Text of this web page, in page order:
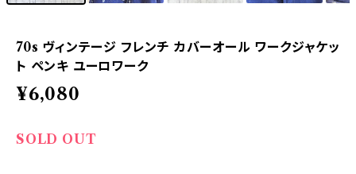
70s ヴィンテージ フレンチ カバーオール ワークジャケッ
ト ペンキ ユーロワーク
¥6,080
SOLD OUT